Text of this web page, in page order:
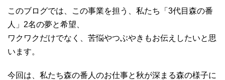
このブログでは、この事業を担う、私たち「3代目森の番
人」2名の夢と希望、
ワクワクだけでなく、苦悩やつぶやきもお伝えしたいと思
います。
今回は、私たち森の番人のお仕事と秋が深まる森の様子に